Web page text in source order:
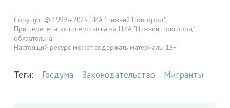
Copyright © 1999—2025 НИА "Нижний Новгород".
При перепечатке гиперссылка на НИА "Нижний Новгород"
обязательна.
Настоящий ресурс может содержать материалы 18+
Теги: Госдума Законодательство Мигранты